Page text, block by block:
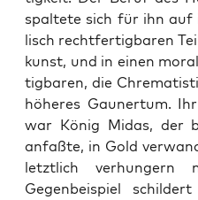
spal­te­te sich für ihn
lisch recht­fer­tig­ba­ren
kunst, und in einen
tig­ba­ren, die
höhe­res Gau­ner­tum.
war König Midas, der
anfaß­te, in Gold
letzt­lich ver­hun­gern
Gegen­bei­spiel